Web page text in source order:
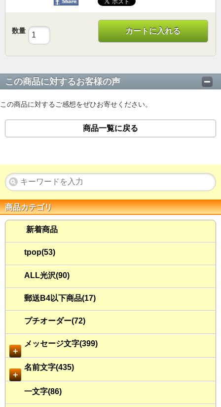
数量 カートに入れる
この商品に対するお客様の声
この商品に対するご感想をぜひお寄せください。
商品一覧に戻る
商品カテゴリ
新着商品
tpop(53)
ALL光沢(90)
郵送B4以下商品(17)
プチオーダー(72)
＋
メッセージ文字(399)
＋
名前文字(435)
一文字(86)